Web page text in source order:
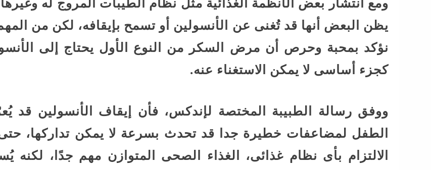
ومع انتشار بعض الأنظمة الغذائية مثل نظام الطيبات المروج له
يظن البعض أنها قد تُغنى عن الأنسولين أو تسمح بإيقافه، لكن من
نؤكد بمحبة وحرص أن مرض السكر من النوع الأول يحتاج إلى
كجزء أساسى لا يمكن الاستغناء عنه.
ووفق رسالة الطبيبة المختصة لإندكس، فأن إيقاف الأنسولين قد
الطفل لمضاعفات خطيرة جدا قد تحدث بسرعة لا يمكن تداركها،
الالتزام بأى نظام غذائى، الغذاء الصحى المتوازن مهم جدًا، لكنه